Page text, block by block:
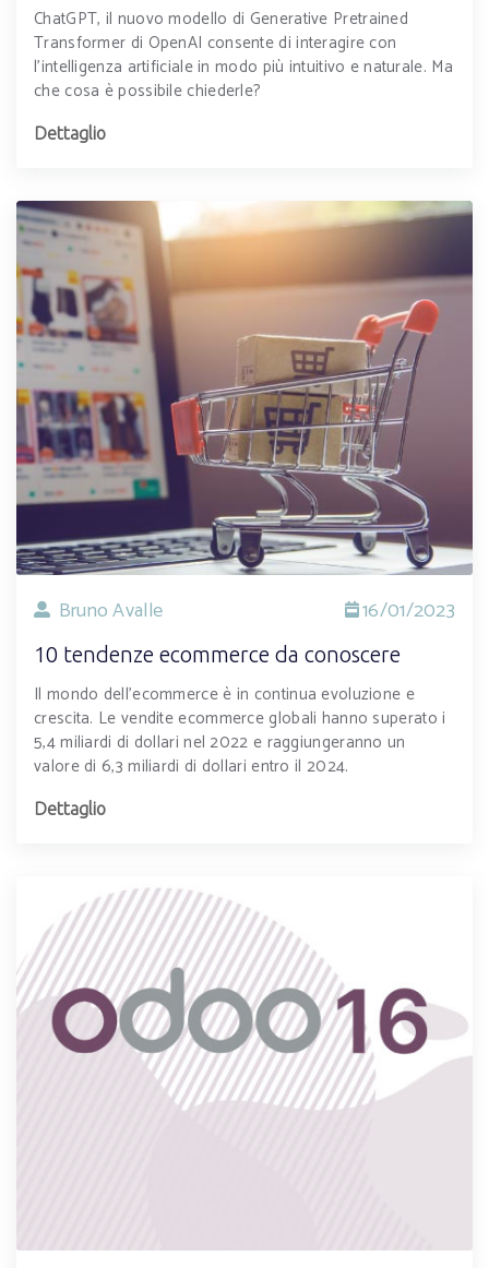
ChatGPT, il nuovo modello di Generative Pretrained
Transformer di OpenAI consente di interagire con
l’intelligenza artificiale in modo più intuitivo e naturale. Ma
che cosa è possibile chiederle?
Dettaglio
Bruno Avalle 16/01/2023
10 tendenze ecommerce da conoscere
Il mondo dell'ecommerce è in continua evoluzione e
crescita. Le vendite ecommerce globali hanno superato i
5,4 miliardi di dollari nel 2022 e raggiungeranno un
valore di 6,3 miliardi di dollari entro il 2024.
Dettaglio